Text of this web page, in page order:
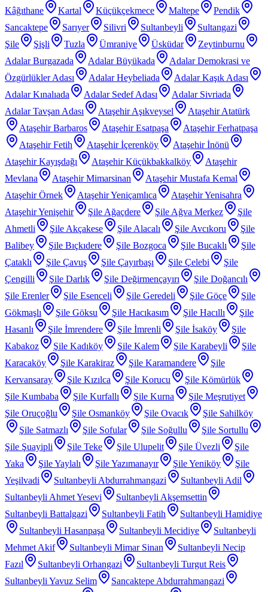
Kâğıthane
Kartal Küçükçekmece Maltepe
Pendik
Sancaktepe
Sarıyer Silivri Sultanbeyli
Sultangazi
Şile
Şişli Tuzla Ümraniye Üsküdar
Zeytinburnu
Adalar Burgazada
Adalar Büyükada
Adalar Demokrasi ve
Özgürlükler Adası
Adalar Heybeliada
Adalar Kaşık Adası
Adalar Kınalıada
Adalar Sedef Adası
Adalar Sivriada
Adalar Tavşan Adası
Ataşehir Aşıkveysel
Ataşehir Atatürk
Ataşehir Barbaros
Ataşehir Esatpaşa
Ataşehir Ferhatpaşa
Ataşehir Fetih
Ataşehir İçerenköy
Ataşehir İnönü
Ataşehir Kayışdağı
Ataşehir Küçükbakkalköy
Ataşehir
Mevlana
Ataşehir Mimarsinan
Ataşehir Mustafa Kemal
Ataşehir Örnek
Ataşehir Yeniçamlıca
Ataşehir Yenisahra
Ataşehir Yenişehir
Şile Ağaçdere Şile Ağva Merkez
Şile
Ahmetli
Şile Akçakese Şile Alacalı Şile Avcıkoru
Şile
Balibey
Şile Bıçkıdere Şile Bozgoca Şile Bucaklı
Şile
Çataklı
Şile Çavuş Şile Çayırbaşı Şile Çelebi
Şile
Çengilli
Şile Darlık Şile Değirmençayırı
Şile Doğancılı
Şile Erenler
Şile Esenceli Şile Geredeli Şile Göçe
Şile
Gökmaşlı
Şile Göksu Şile Hacıkasım Şile Hacıllı
Şile
Hasanlı
Şile İmrendere Şile İmrenli Şile İsaköy
Şile
Kabakoz
Şile Kadıköy Şile Kalem Şile Karabeyli
Şile
Karacaköy
Şile Karakiraz Şile Karamandere
Şile
Kervansaray
Şile Kızılca Şile Korucu
Şile Kömürlük
Şile Kumbaba
Şile Kurfallı Şile Kurna
Şile Meşrutiyet
Şile Oruçoğlu
Şile Osmanköy Şile Ovacık
Şile Sahilköy
Şile Satmazlı
Şile Sofular Şile Soğullu
Şile Sortullu
Şile Şuayipli
Şile Teke Şile Ulupelit Şile Üvezli
Şile
Yaka
Şile Yaylalı Şile Yazımanayır Şile Yeniköy
Şile
Yeşilvadi
Sultanbeyli Abdurrahmangazi
Sultanbeyli Adil
Sultanbeyli Ahmet Yesevi
Sultanbeyli Akşemsettin
Sultanbeyli Battalgazi
Sultanbeyli Fatih
Sultanbeyli Hamidiye
Sultanbeyli Hasanpaşa
Sultanbeyli Mecidiye
Sultanbeyli
Mehmet Akif
Sultanbeyli Mimar Sinan
Sultanbeyli Necip
Fazıl
Sultanbeyli Orhangazi
Sultanbeyli Turgut Reis
Sultanbeyli Yavuz Selim
Sancaktepe Abdurrahmangazi